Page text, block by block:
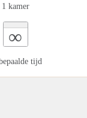
1 kamer
∞
tijd